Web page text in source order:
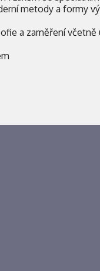
metody a formy
a zaměření včetně